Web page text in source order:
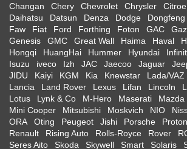
Changan
Chery Chevrolet Chrysler
Daihatsu
Datsun Denza Dodge Dongfeng
Faw
Fiat Ford Forthing Foton GAC
Genesis
GMC Great Wall Haima Haval
Hongqi
HuangHai Hummer Hyundai
Isuzu
iveco Izh JAC Jaecoo Jaguar
JIDU
Kaiyi KGM Kia Knewstar Lada/VAZ
Lancia
Land Rover Lexus Lifan Lincoln
Lotus
Lynk & Co M-Hero Maserati Mazda
Mini Cooper
Mitsubishi Moskvich NIO
ORA
Oting Peugeot Jishi Porsche Proton
Renault
Rising Auto Rolls-Royce Rover
Seres Aito
Skoda Skywell Smart Solaris